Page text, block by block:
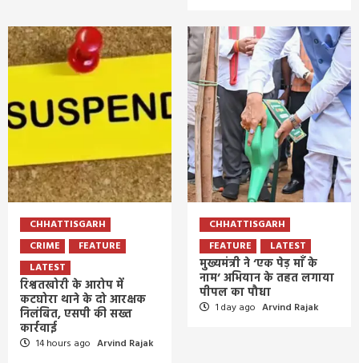
CHHATTISGARH
CRIME
FEATURE
LATEST
रिश्वतखोरी के आरोप में
कटघोरा थाने के दो आरक्षक
निलंबित, एसपी की सख्त
कार्रवाई
14 hours ago Arvind Rajak
CHHATTISGARH
FEATURE
LATEST
मुख्यमंत्री ने ‘एक पेड़ माँ के
नाम’ अभियान के तहत लगाया
पीपल का पौधा
1 day ago Arvind Rajak